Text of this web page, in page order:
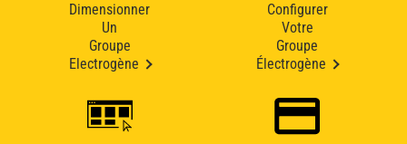
Dimensionner
Un
Groupe
Electrogène
Configurer
Votre
Groupe
Électrogène